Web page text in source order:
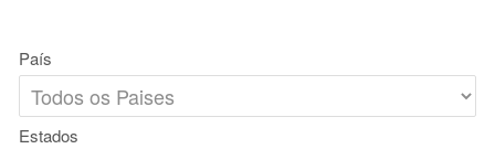
País
Estados